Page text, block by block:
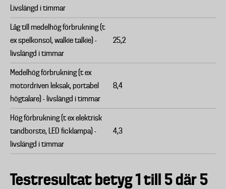
Livslängd i timmar
Låg till medelhög förbrukning (t
ex spelkonsol, walkie talkie) -
livslängd i timmar
25,2
Medelhög förbrukning (t ex
motordriven leksak, portabel
högtalare) - livslängd i timmar
8,4
Hög förbrukning (t ex elektrisk
tandborste, LED ficklampa) -
livslängd i timmar
4,3
Testresultat betyg 1 till 5 där 5